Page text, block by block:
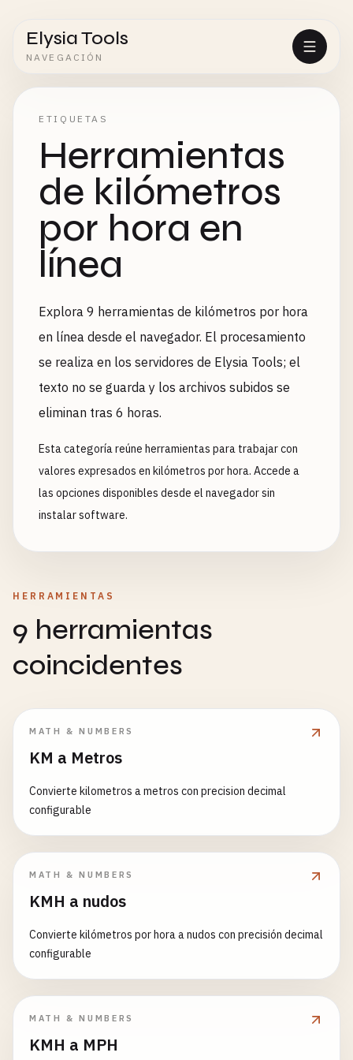
Elysia Tools
NAVEGACIÓN
ETIQUETAS
Herramientas
de kilómetros
por hora en
línea
Explora 9 herramientas de kilómetros por hora
en línea desde el navegador. El procesamiento
se realiza en los servidores de Elysia Tools; el
texto no se guarda y los archivos subidos se
eliminan tras 6 horas.
Esta categoría reúne herramientas para trabajar con
valores expresados en kilómetros por hora. Accede a
las opciones disponibles desde el navegador sin
instalar software.
HERRAMIENTAS
9 herramientas
coincidentes
MATH & NUMBERS
KM a Metros
Convierte kilometros a metros con precision decimal
configurable
MATH & NUMBERS
KMH a nudos
Convierte kilómetros por hora a nudos con precisión decimal
configurable
MATH & NUMBERS
KMH a MPH